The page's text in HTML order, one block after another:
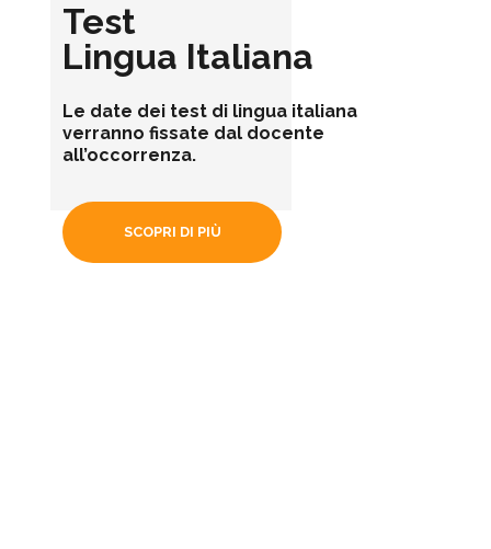
Test
Lingua Italiana
Le date dei test di lingua italiana
verranno fissate dal docente
all’occorrenza.
SCOPRI DI PIÙ